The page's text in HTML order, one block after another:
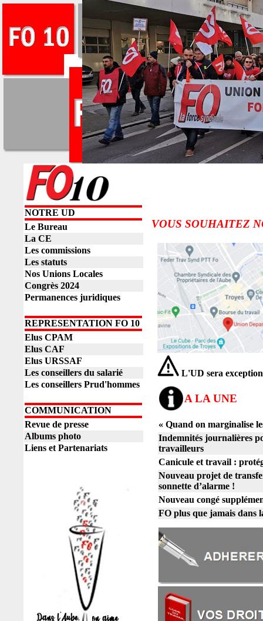
NOTRE UD
Le Bureau
La CE
Les commissions
Les statuts
Nos Unions Locales
Congrès 2024
Permanences juridiques
REPRESENTATION FO 10
Elus CPAM
Elus CAF
Elus URSSAF
Les conseillers du salarié
Les conseillers Prud'hommes
COMMUNICATION
Revue de presse
Albums photo
Liens et Partenariats
VOUS SOUHAITEZ
L'UD sera
A LA UNE
« Quand on marginalise
Indemnités journalières
travailleurs
Canicule et travail :
Nouveau projet de
sonnette d’alarme !
Nouveau congé
FO plus que jamais dans